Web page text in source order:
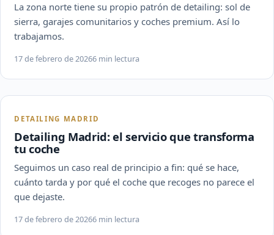
La zona norte tiene su propio patrón de detailing: sol de
sierra, garajes comunitarios y coches premium. Así lo
trabajamos.
17 de febrero de 20266 min lectura
DETAILING MADRID
Detailing Madrid: el servicio que transforma
tu coche
Seguimos un caso real de principio a fin: qué se hace,
cuánto tarda y por qué el coche que recoges no parece el
que dejaste.
17 de febrero de 20266 min lectura